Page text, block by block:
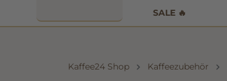
SALE 🔥
Kaffee24 Shop Kaffeezubehör